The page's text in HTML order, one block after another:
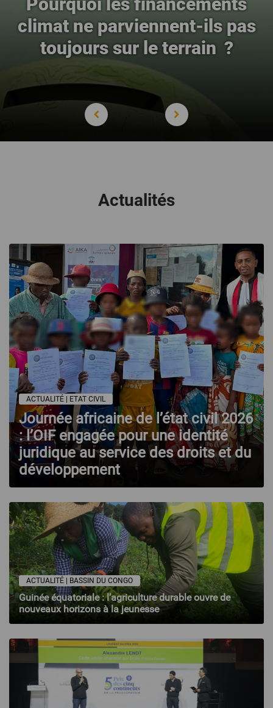
climat ne parviennent-ils pas
toujours sur le terrain ?
Actualités
ACTUALITÉ | ETAT CIVIL
Journée africaine de l’état civil 2026
: l’OIF engagée pour une identité
juridique au service des droits et du
développement
ACTUALITÉ | BASSIN DU CONGO
Guinée équatoriale : l’agriculture durable ouvre de
nouveaux horizons à la jeunesse